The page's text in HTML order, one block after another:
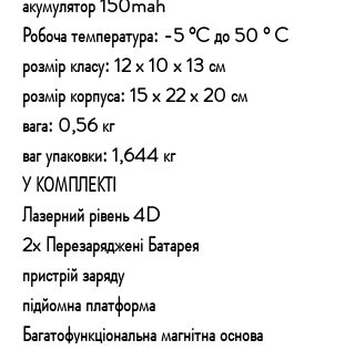
Робоча температура: -5 °C до 50 ° C
розмір класу: 12 x 10 x 13 см
розмір корпуса: 15 x 22 x 20 см
вага: 0,56 кг
ваг упаковки: 1,644 кг
У КОМПЛЕКТІ
Лазерний рівень 4D
2x Перезаряджені Батарея
пристрій заряду
підйомна платформа
Багатофункціональна магнітна основа